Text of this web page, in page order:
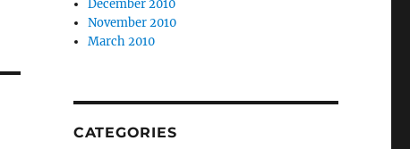
December 2010
November 2010
March 2010
CATEGORIES